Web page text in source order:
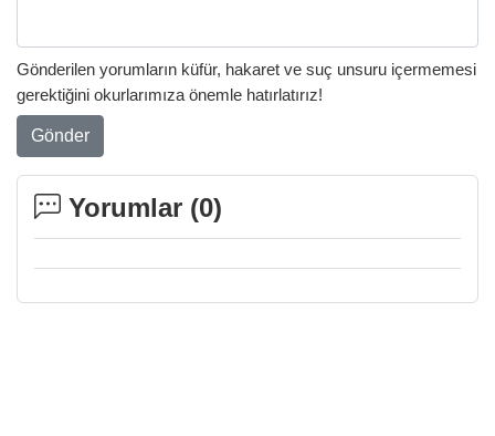
Gönderilen yorumların küfür, hakaret ve suç unsuru içermemesi
gerektiğini okurlarımıza önemle hatırlatırız!
Gönder
Yorumlar (0)